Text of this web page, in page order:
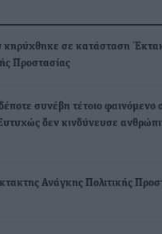
κηρύχθηκε σε κατάσταση
Προστασίας
συνέβη τέτοιο φαινόμενο
δεν κινδύνευσε
Ανάγκης Πολιτικής